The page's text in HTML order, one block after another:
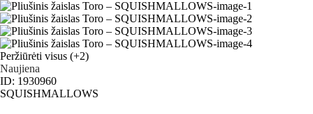
Peržiūrėti visus (+2)
Naujiena
ID: 1930960
SQUISHMALLOWS